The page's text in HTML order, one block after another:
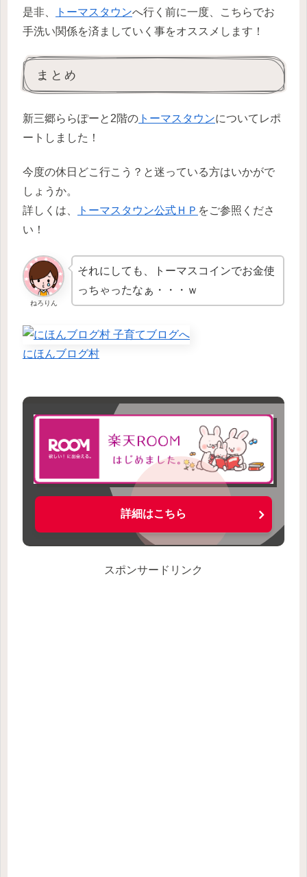
是非、
トーマスタウンへ行く前に一度、こちらでお
手洗い関係を済ましていく事をオススメします！
まとめ
新三郷ららぽーと2階の トーマスタウンについてレポ
ートしました！
今度の休日どこ行こう？と迷っている方はいかがで
しょうか。
詳しくは、
トーマスタウン公式ＨＰ をご参照くださ
い！
ねろりん
それにしても、トーマスコインでお金使
っちゃったなぁ・・・ｗ
にほんブログ村
詳細はこちら
スポンサードリンク